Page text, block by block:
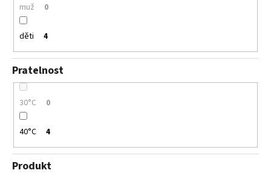
muž 0
děti 4
Pratelnost
30°C 0
40°C 4
Produkt